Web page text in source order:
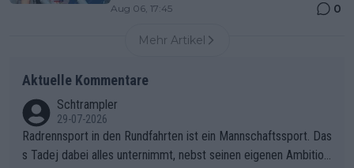
Aug 06, 17:45 0
Mehr Artikel
Aktuelle Kommentare
Schtrampler
29-07-2026
Radrennsport in den Rundfahrten ist ein Mannschaftssport. Das
s Tadej dabei alles unternimmt, nebst seinen eigenen Ambition